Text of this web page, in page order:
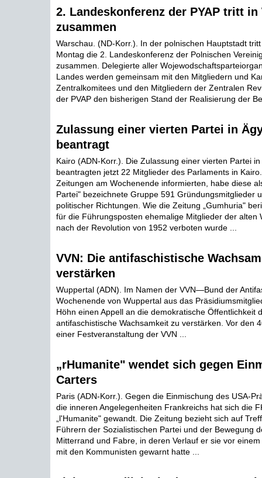
2. Landeskonferenz der PYAP tritt in
zusammen
Warschau. (ND-Korr.). In der polnischen Hauptstadt
Montag die 2. Landeskonferenz der Polnischen
zusammen. Delegierte aller
Landes werden gemeinsam mit den Mitgliedern und
Zentralkomitees und den Mitgliedern der Zentralen
der PVAP den bisherigen Stand der Realisierung der
Zulassung einer vierten Partei in
beantragt
Kairo (ADN-Korr.). Die Zulassung einer vierten Partei
beantragten jetzt 22 Mitglieder des Parlaments in
Zeitungen am Wochenende informierten, habe diese
Partei" bezeichnete Gruppe 591 Gründungsmitglieder
politischer Richtungen. Wie die Zeitung „Gumhuria"
für die Führungsposten ehemalige Mitglieder der alten
nach der Revolution von 1952 verboten wurde ...
VVN: Die antifaschistische
verstärken
Wuppertal (ADN). Im Namen der VVN—Bund der
Wochenende von Wuppertal aus das
Höhn einen Appell an die demokratische Öffentlichkeit
antifaschistische Wachsamkeit zu verstärken. Vor den
einer Festveranstaltung der VVN ...
„rHumanite" wendet sich gegen
Carters
Paris (ADN-Korr.). Gegen die Einmischung des USA-
die inneren Angelegenheiten Frankreichs hat sich die
„l'Humanite" gewandt. Die Zeitung bezieht sich auf
Führern der Sozialistischen Partei und der Bewegung
Mitterrand und Fabre, in deren Verlauf er sie vor
mit den Kommunisten gewarnt hatte ...